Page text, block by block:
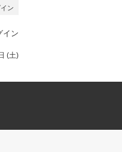
ン
イン
(土)